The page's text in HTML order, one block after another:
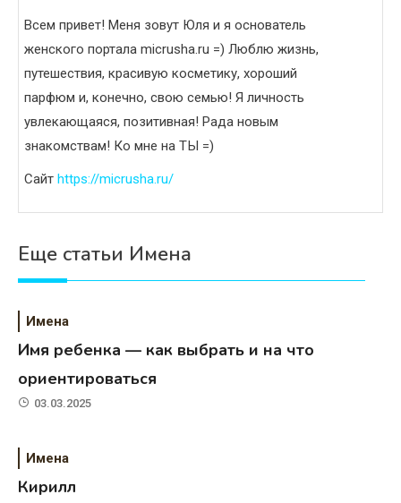
Всем привет! Меня зовут Юля и я основатель
женского портала micrusha.ru =) Люблю жизнь,
путешествия, красивую косметику, хороший
парфюм и, конечно, свою семью! Я личность
увлекающаяся, позитивная! Рада новым
знакомствам! Ко мне на ТЫ =)
Сайт https://micrusha.ru/
Еще статьи Имена
Имена
Имя ребенка — как выбрать и на что
ориентироваться
03.03.2025
Имена
Кирилл